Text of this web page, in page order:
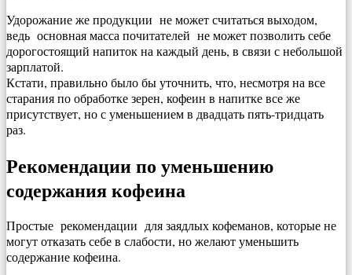
Удорожание же продукции не может считаться выходом,
ведь основная масса почитателей не может позволить себе
дорогостоящий напиток на каждый день, в связи с небольшой
зарплатой.
Кстати, правильно было бы уточнить, что, несмотря на все
старания по обработке зерен, кофеин в напитке все же
присутствует, но с уменьшением в двадцать пять-тридцать
раз.
Рекомендации по уменьшению
содержания кофеина
Простые рекомендации для заядлых кофеманов, которые не
могут отказать себе в слабости, но желают уменьшить
содержание кофеина.